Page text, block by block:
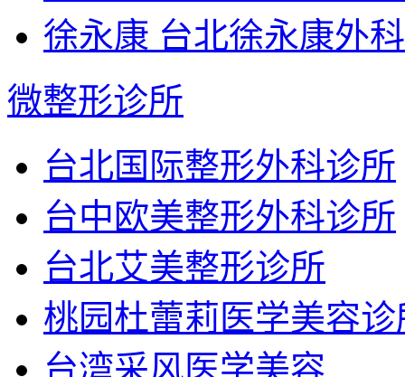
徐永康 台北徐永康外
微整形诊所
台北国际整形外科诊所
台中欧美整形外科诊所
台北艾美整形诊所
桃园杜蕾莉医学美容诊
台湾采风医学美容